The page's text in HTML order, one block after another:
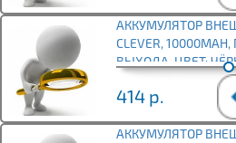
АККУМУЛЯТОР
CLEVER,
ВЫХОДА, ЦВЕТ:
414 р.
АККУМУЛЯТОР